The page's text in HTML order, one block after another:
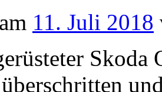
11. Juli 2018
Skoda